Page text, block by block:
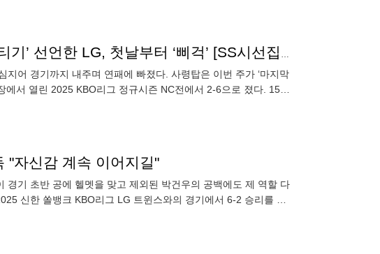
갑작스러운 ‘불펜데이’…이번 주 ‘마지막 버티기’ 선언한 LG, 첫날부터 ‘삐걱’ [SS시선집중]
지어 경기까지 내주며 연패에 빠졌다. 사령탑은 이번 주가 ‘마지막
서 열린 2025 KBO리그 정규시즌 NC전에서 2-6으로 졌다. 15일
"자신감 계속 이어지길"
기 초반 공에 헬멧을 맞고 제외된 박건우의 공백에도 제 역할 다
신한 쏠뱅크 KBO리그 LG 트윈스와의 경기에서 6-2 승리를 거